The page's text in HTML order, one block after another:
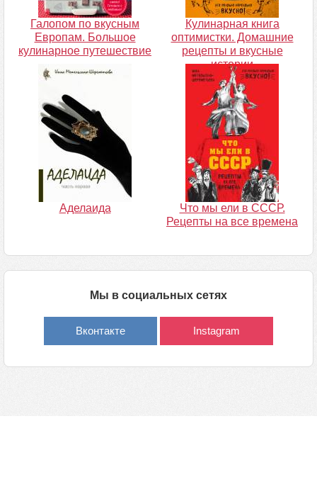
Галопом по вкусным
Европам. Большое
кулинарное путешествие
Кулинарная книга
оптимистки. Домашние
рецепты и вкусные
истории
Аделаида
Что мы ели в СССР.
Рецепты на все времена
Мы в социальных сетях
Вконтакте Instagram